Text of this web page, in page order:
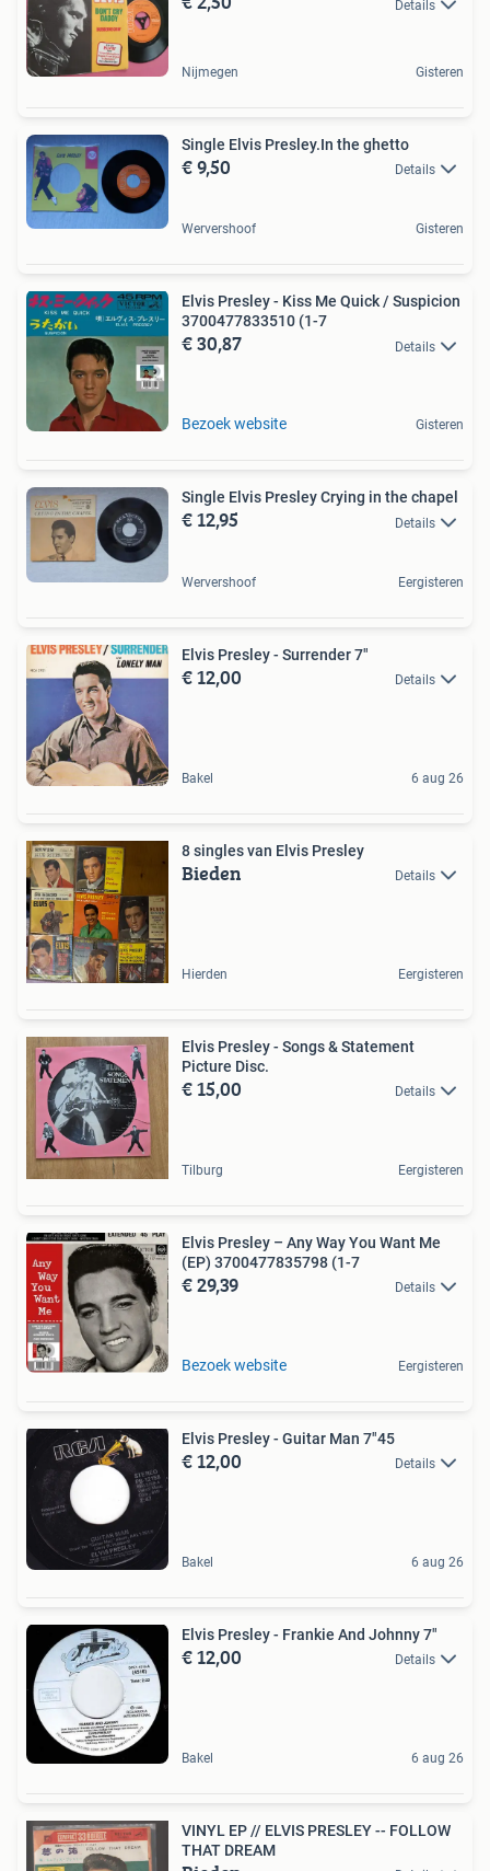
Details
Nijmegen Gisteren
Single Elvis Presley.In the ghetto
€ 9,50 Details
Wervershoof Gisteren
Elvis Presley - Kiss Me Quick / Suspicion
3700477833510 (1-7
€ 30,87 Details
Bezoek website Gisteren
Single Elvis Presley Crying in the chapel
€ 12,95 Details
Wervershoof Eergisteren
Elvis Presley - Surrender 7"
€ 12,00 Details
Bakel 6 aug 26
8 singles van Elvis Presley
Bieden Details
Hierden Eergisteren
Elvis Presley - Songs & Statement
Picture Disc.
€ 15,00 Details
Tilburg Eergisteren
Elvis Presley – Any Way You Want Me
(EP) 3700477835798 (1-7
€ 29,39 Details
Bezoek website Eergisteren
Elvis Presley - Guitar Man 7"45
€ 12,00 Details
Bakel 6 aug 26
Elvis Presley - Frankie And Johnny 7"
€ 12,00 Details
Bakel 6 aug 26
VINYL EP // ELVIS PRESLEY -- FOLLOW
THAT DREAM